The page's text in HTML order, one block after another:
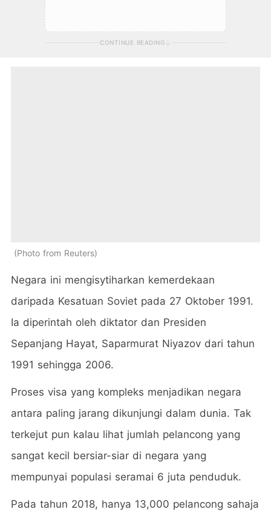
CONTINUE READING
Photo from Reuters
Negara ini mengisytiharkan kemerdekaan
daripada Kesatuan Soviet pada 27 Oktober 1991.
Ia diperintah oleh diktator dan Presiden
Sepanjang Hayat, Saparmurat Niyazov dari tahun
1991 sehingga 2006.
Proses visa yang kompleks menjadikan negara
antara paling jarang dikunjungi dalam dunia. Tak
terkejut pun kalau lihat jumlah pelancong yang
sangat kecil bersiar-siar di negara yang
mempunyai populasi seramai 6 juta penduduk.
Pada tahun 2018, hanya 13,000 pelancong sahaja